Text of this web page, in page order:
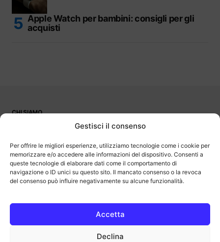
Gestisci il consenso
Per offrire le migliori esperienze, utilizziamo tecnologie come i cookie per
memorizzare e/o accedere alle informazioni del dispositivo. Consenti a
queste tecnologie di elaborare dati come il comportamento di
navigazione o ID unici su questo sito. Il mancato consenso o la revoca
del consenso può influire negativamente su alcune funzionalità.
Accetta
Declina
Apple Watch per bambini: consigli per gli
acquisti
CHI SIAMO
OutOfBit
programma di affiliazione che consente ai siti di percepire una
commissione pubblicitaria pubblicizzando e fornendo link al sito
Amazon.it. Amazon e il logo Amazon sono marchi registrati di
Amazon.com, Inc. o delle sue affiliate.
COPYRIGHT © 2013-2025 OUTOFBIT P.IVA 04140830243, TUTTI I